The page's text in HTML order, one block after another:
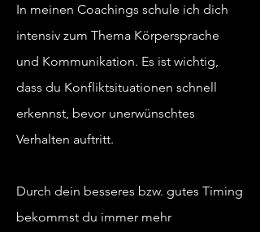
In meinen Coachings schule ich dich
intensiv zum Thema Körpersprache
und Kommunikation. Es ist wichtig,
dass du Konfliktsituationen schnell
erkennst, bevor unerwünschtes
Verhalten auftritt.
Durch dein besseres bzw. gutes Timing
bekommst du immer mehr